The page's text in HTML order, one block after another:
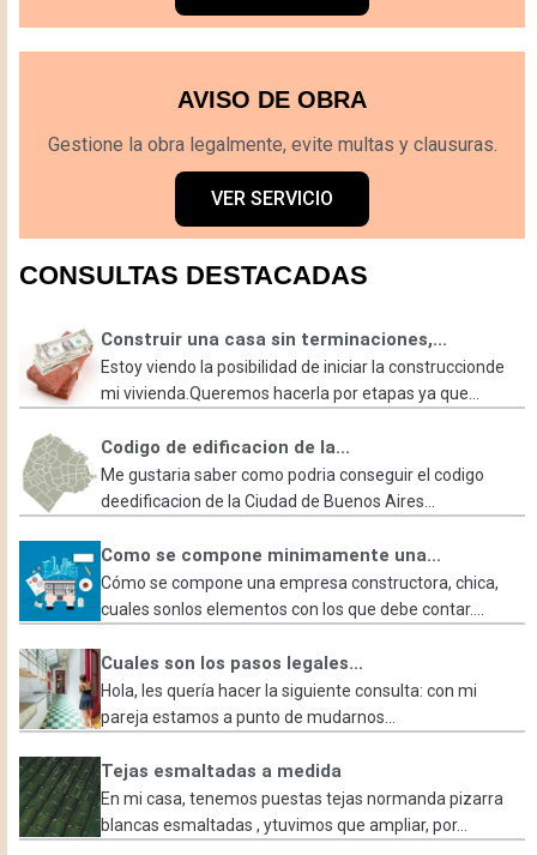
AVISO DE OBRA
Gestione la obra legalmente, evite multas y clausuras.
VER SERVICIO
CONSULTAS DESTACADAS
Construir una casa sin terminaciones,...
Estoy viendo la posibilidad de iniciar la construccionde
mi vivienda.Queremos hacerla por etapas ya que...
Codigo de edificacion de la...
Me gustaria saber como podria conseguir el codigo
deedificacion de la Ciudad de Buenos Aires...
Como se compone minimamente una...
Cómo se compone una empresa constructora, chica,
cuales sonlos elementos con los que debe contar....
Cuales son los pasos legales...
Hola, les quería hacer la siguiente consulta: con mi
pareja estamos a punto de mudarnos...
Tejas esmaltadas a medida
En mi casa, tenemos puestas tejas normanda pizarra
blancas esmaltadas , ytuvimos que ampliar, por...